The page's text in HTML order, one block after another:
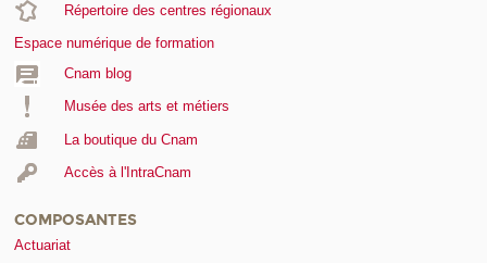
Répertoire des centres régionaux
Espace numérique de formation
Cnam blog
Musée des arts et métiers
La boutique du Cnam
Accès à l'IntraCnam
COMPOSANTES
Actuariat